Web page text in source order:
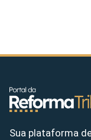
Sua plataforma